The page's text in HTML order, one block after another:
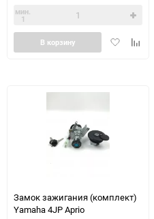
мин.
1
Добавить
В корзину
Замок зажигания (комплект)
Yamaha 4JP Aprio